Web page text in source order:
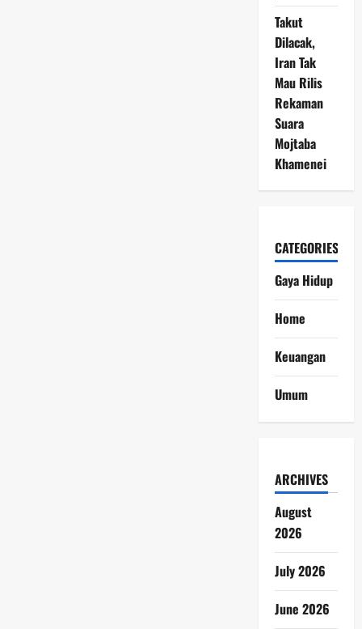
Takut
Dilacak,
Iran Tak
Mau Rilis
Rekaman
Suara
Mojtaba
Khamenei
CATEGORIES
Gaya Hidup
Home
Keuangan
Umum
ARCHIVES
August
2026
July 2026
June 2026